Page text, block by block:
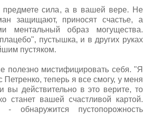
предмете сила, а в вашей вере. Не
защищают, приносят счастье, а
ментальный образ могущества.
пустышка, и в других руках
пустяком.
полезно мистифицировать себя. "Я
Петренко, теперь я все смогу, у меня
вы действительно в это верите, то
станет вашей счастливой картой.
- обнаружится пустопорожность